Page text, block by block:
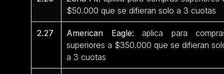
$50.000 que se difieran solo a 3 cuotas
2.27 American Eagle: aplica para
superiores a $350.000 que se difieran
a 3 cuotas